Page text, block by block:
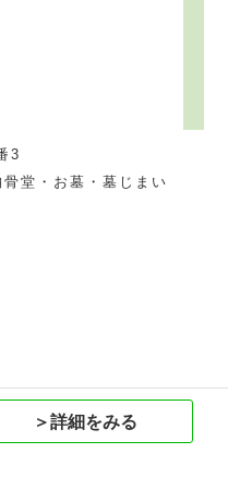
3
堂・お墓・墓じまい
＞詳細をみる